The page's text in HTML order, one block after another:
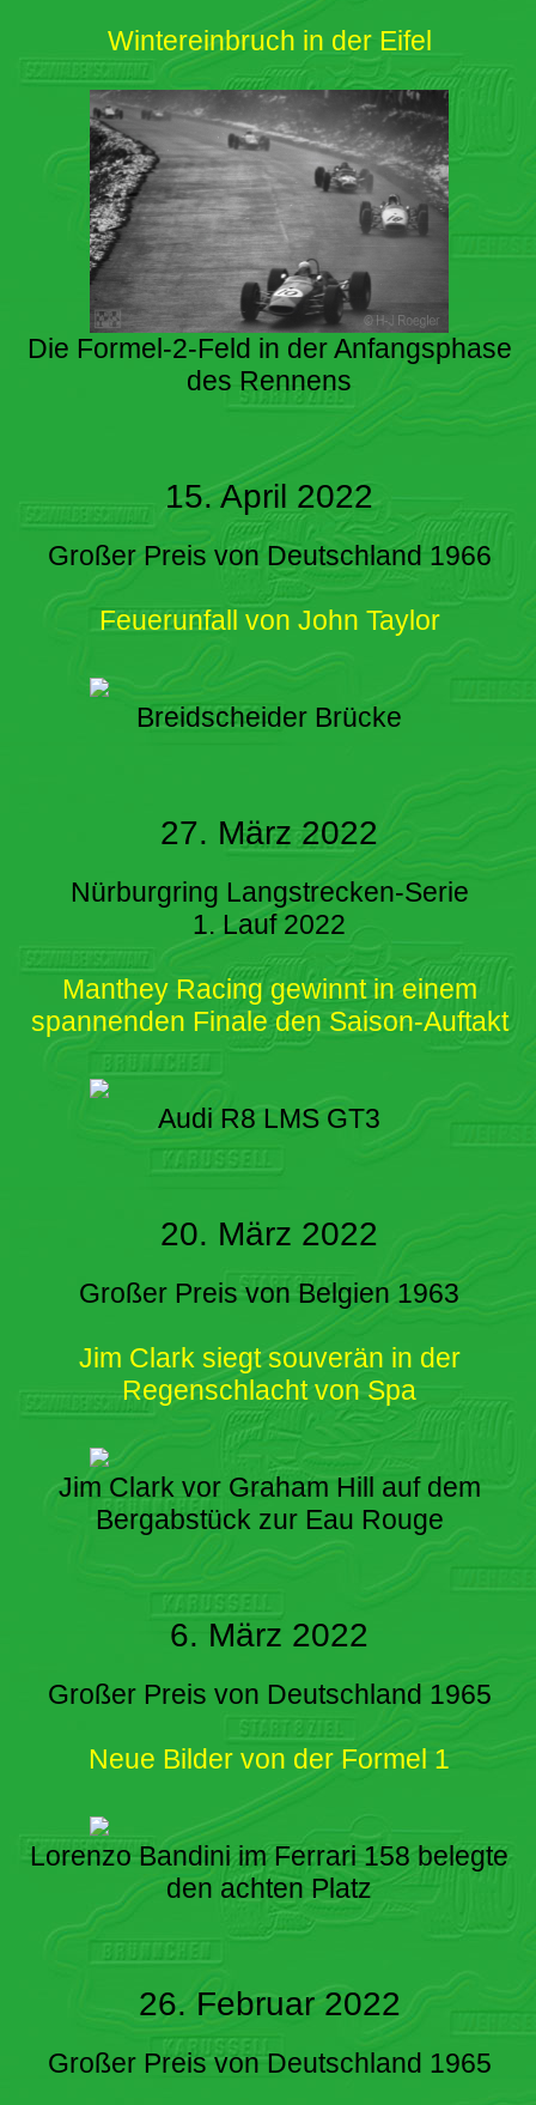
Wintereinbruch in der Eifel
Die Formel-2-Feld in der Anfangsphase
des Rennens
15. April 2022
Großer Preis von Deutschland 1966
Feuerunfall von John Taylor
Breidscheider Brücke
27. März 2022
Nürburgring Langstrecken-Serie
1. Lauf 2022
Manthey Racing gewinnt in einem
spannenden Finale den Saison-Auftakt
Audi R8 LMS GT3
20. März 2022
Großer Preis von Belgien 1963
Jim Clark siegt souverän in der
Regenschlacht von Spa
Jim Clark vor Graham Hill auf dem
Bergabstück zur Eau Rouge
6. März 2022
Großer Preis von Deutschland 1965
Neue Bilder von der Formel 1
Lorenzo Bandini im Ferrari 158 belegte
den achten Platz
26. Februar 2022
Großer Preis von Deutschland 1965